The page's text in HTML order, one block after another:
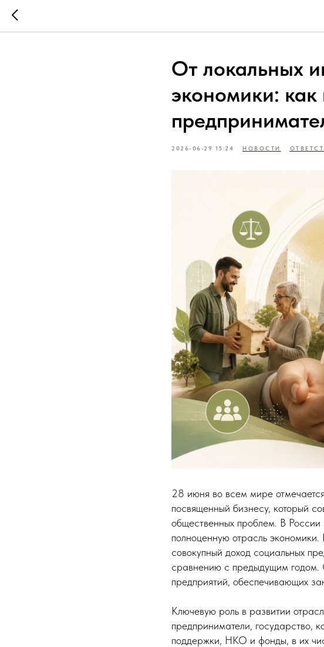
От локальных
экономики:
2026-06-29 15:24 НОВОСТИ
28 июня во всем мире
посвященный бизнесу, который
общественных проблем. В России
полноценную отрасль
совокупный доход социальных
сравнению с предыдущим годом.
предприятий, обеспечивающих
Ключевую роль в развитии
предприниматели, государство,
поддержки, НКО и фонды, в их